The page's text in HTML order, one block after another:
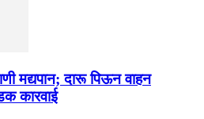
मद्यपान; दारू पिऊन वाहन
कारवाई